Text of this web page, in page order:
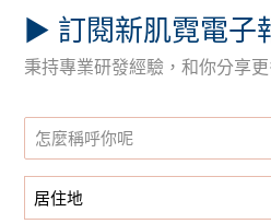
▶︎ 訂閱新肌霓電子
秉持專業研發經驗，和你分享更
居住地